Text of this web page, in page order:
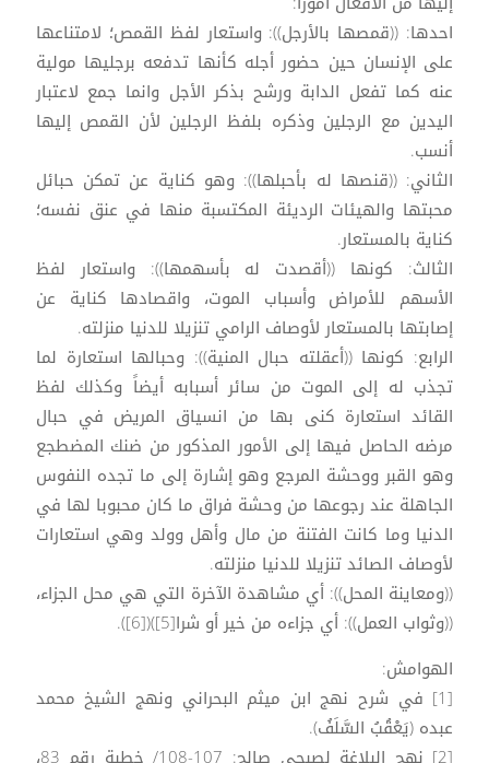
احدها: ((قمصها بالأرجل)): واستعار لفظ القمص؛ لامتناعها
على الإنسان حين حضور أجله كأنها تدفعه برجليها مولية
عنه كما تفعل الدابة ورشح بذكر الأجل وانما جمع لاعتبار
اليدين مع الرجلين وذكره بلفظ الرجلين لأن القمص إليها
أنسب.
الثاني: ((قنصها له بأحبلها)): وهو كناية عن تمكن حبائل
محبتها والهيئات الرديئة المكتسبة منها في عنق نفسه؛
كناية بالمستعار.
الثالث: كونها ((أقصدت له بأسهمها)): واستعار لفظ
الأسهم للأمراض وأسباب الموت، واقصادها كناية عن
إصابتها بالمستعار لأوصاف الرامي تنزيلا للدنيا منزلته.
الرابع: كونها ((أعقلته حبال المنية)): وحبالها استعارة لما
تجذب له إلى الموت من سائر أسبابه أيضاً وكذلك لفظ
القائد استعارة كنى بها من انسياق المريض في حبال
مرضه الحاصل فيها إلى الأمور المذكور من ضنك المضطجع
وهو القبر ووحشة المرجع وهو إشارة إلى ما تجده النفوس
الجاهلة عند رجوعها من وحشة فراق ما كان محبوبا لها في
الدنيا وما كانت الفتنة من مال وأهل وولد وهي استعارات
لأوصاف الصائد تنزيلا للدنيا منزلته.
((ومعاينة المحل)): أي مشاهدة الآخرة التي هي محل الجزاء،
((وثواب العمل)): أي جزاءه من خير أو شرا[5])([6]).
الهوامش:
[1] في شرح نهج ابن ميثم البحراني ونهج الشيخ محمد
عبده (يَعْقُبُ السَّلَفُ).